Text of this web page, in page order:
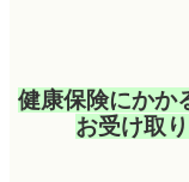
健康保険にかか
お受け取